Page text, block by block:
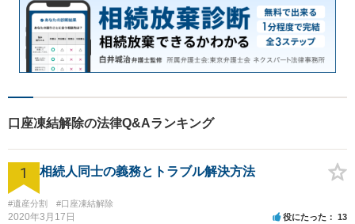
口座凍結解除の法律Q&Aランキング
1 相続人同士の義務とトラブル解決方法
#遺産分割 #口座凍結解除
2020年3月17日 役にたった 13